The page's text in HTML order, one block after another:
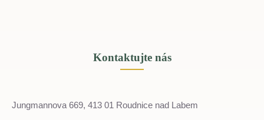
Kontaktujte nás
Jungmannova 669, 413 01 Roudnice nad Labem